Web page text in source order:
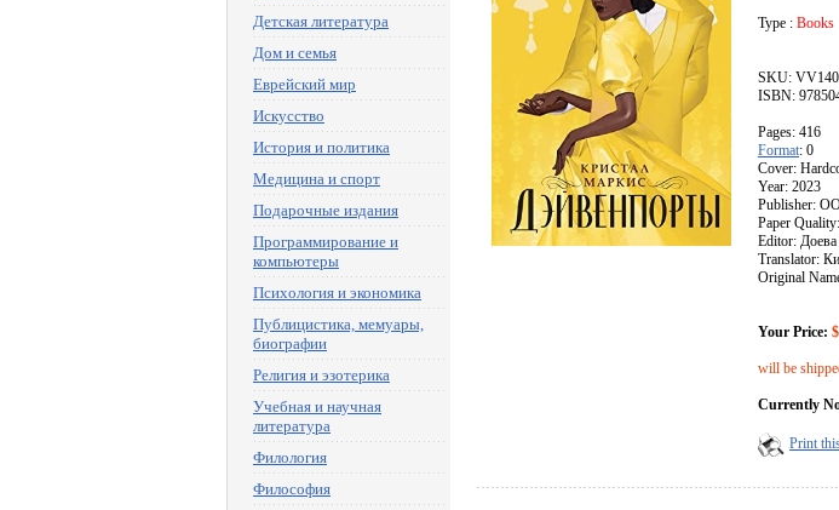
Детская литература
Дом и семья
Еврейский мир
Искусство
История и политика
Медицина и спорт
Подарочные издания
Программирование и
компьютеры
Психология и экономика
Публицистика, мемуары,
биографии
Религия и эзотерика
Учебная и научная
литература
Филология
Философия
Type : Books
SKU:
ISBN:
Pages: 416
Format: 0
Cover:
Year: 2023
Publisher:
Paper
Editor:
Translator:
Original
Your Price:
will be
Currently
Print